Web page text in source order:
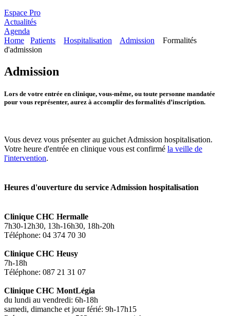
Espace Pro
Actualités
Agenda
Home
Patients Hospitalisation Admission
Formalités
d'admission
Admission
Lors de votre entrée en clinique, vous-même, ou toute personne mandatée
pour vous représenter, aurez à accomplir des formalités d’inscription.
Vous devez vous présenter au guichet Admission hospitalisation.
Votre heure d'entrée en clinique vous est confirmé la veille de
l'intervention.
Heures d'ouverture du service Admission hospitalisation
Clinique CHC Hermalle
7h30-12h30, 13h-16h30, 18h-20h
Téléphone: 04 374 70 30
Clinique CHC Heusy
7h-18h
Téléphone: 087 21 31 07
Clinique CHC MontLégia
du lundi au vendredi: 6h-18h
samedi, dimanche et jour férié: 9h-17h15